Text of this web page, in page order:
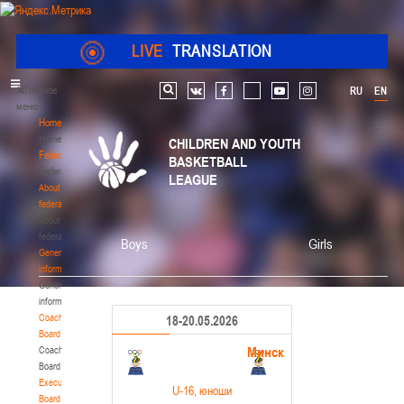
LIVE TRANSLATION
Главное
меню
Home
Home
Federation
Federation
About
federation
About
federation
General
information
General
information
Coaching
Board
Coaching
Board
Executive
Board
RU EN
Search vk facebook youtube instagram
CHILDREN AND YOUTH
BASKETBALL
LEAGUE
Boys Girls
18-20.05.2026
Минск
U-16 , юноши